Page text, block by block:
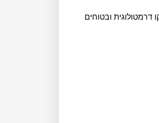
דרמטולוגית ובטוחים